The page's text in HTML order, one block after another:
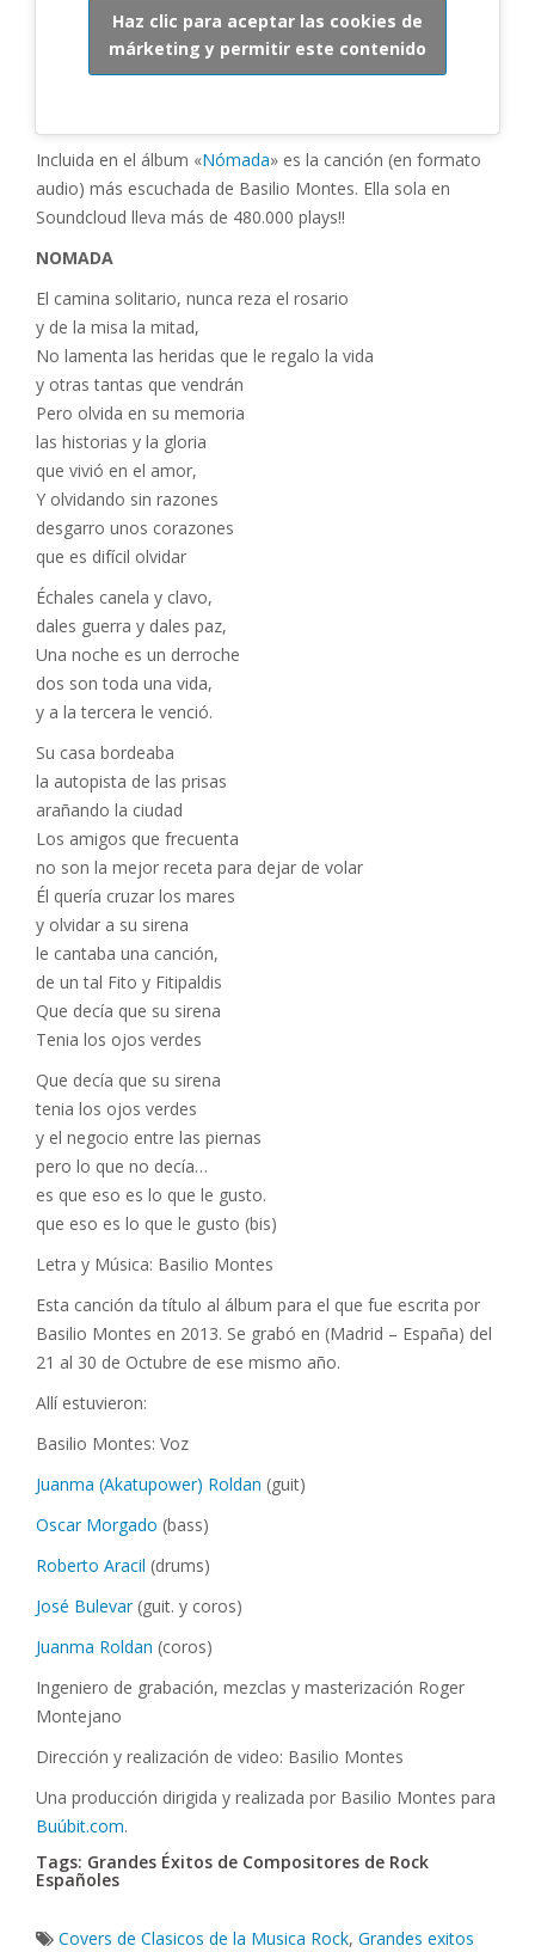
Haz clic para aceptar las cookies de
márketing y permitir este contenido
Incluida en el álbum «Nómada» es la canción (en formato
audio) más escuchada de Basilio Montes. Ella sola en
Soundcloud lleva más de 480.000 plays!!
NOMADA
El camina solitario, nunca reza el rosario
y de la misa la mitad,
No lamenta las heridas que le regalo la vida
y otras tantas que vendrán
Pero olvida en su memoria
las historias y la gloria
que vivió en el amor,
Y olvidando sin razones
desgarro unos corazones
que es difícil olvidar
Échales canela y clavo,
dales guerra y dales paz,
Una noche es un derroche
dos son toda una vida,
y a la tercera le venció.
Su casa bordeaba
la autopista de las prisas
arañando la ciudad
Los amigos que frecuenta
no son la mejor receta para dejar de volar
Él quería cruzar los mares
y olvidar a su sirena
le cantaba una canción,
de un tal Fito y Fitipaldis
Que decía que su sirena
Tenia los ojos verdes
Que decía que su sirena
tenia los ojos verdes
y el negocio entre las piernas
pero lo que no decía…
es que eso es lo que le gusto.
que eso es lo que le gusto (bis)
Letra y Música: Basilio Montes
Esta canción da título al álbum para el que fue escrita por
Basilio Montes en 2013. Se grabó en (Madrid – España) del
21 al 30 de Octubre de ese mismo año.
Allí estuvieron:
Basilio Montes: Voz
Juanma (Akatupower) Roldan (guit)
Oscar Morgado (bass)
Roberto Aracil (drums)
José Bulevar(guit. y coros)
Juanma Roldan (coros)
Ingeniero de grabación, mezclas y masterización Roger
Montejano
Dirección y realización de video: Basilio Montes
Una producción dirigida y realizada por Basilio Montes para
Buúbit.com.
Tags: Grandes Éxitos de Compositores de Rock
Españoles
Covers de Clasicos de la Musica Rock, Grandes exitos